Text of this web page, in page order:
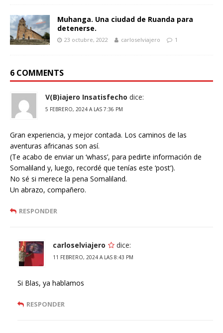
Muhanga. Una ciudad de Ruanda para
detenerse.
23 octubre, 2022 carloselviajero 1
6 COMMENTS
V(B)iajero Insatisfecho dice:
5 FEBRERO, 2024 A LAS 7:36 PM
Gran experiencia, y mejor contada. Los caminos de las
aventuras africanas son así.
(Te acabo de enviar un ‘whass’, para pedirte información de
Somaliland y, luego, recordé que tenías este ‘post’).
No sé si merece la pena Somaliland.
Un abrazo, compañero.
RESPONDER
carloselviajero dice:
11 FEBRERO, 2024 A LAS 8:43 PM
Si Blas, ya hablamos
RESPONDER